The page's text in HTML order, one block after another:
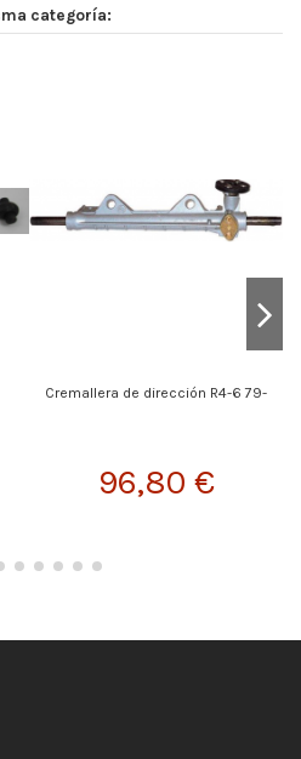
categoría:
Cremallera de dirección R4-6 79-
96,80 €